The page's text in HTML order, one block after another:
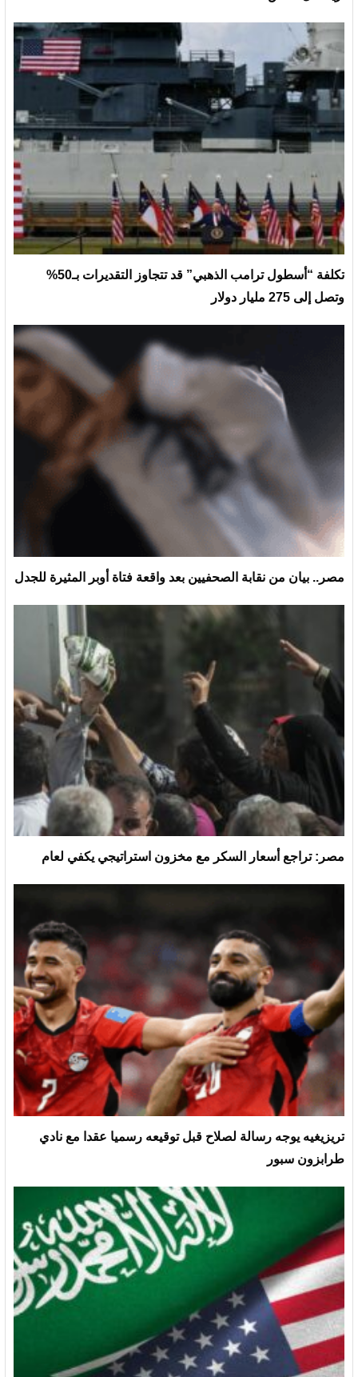
تكلفة “أسطول ترامب الذهبي” قد تتجاوز التقديرات بـ50%
وتصل إلى 275 مليار دولار
مصر.. بيان من نقابة الصحفيين بعد واقعة فتاة أوبر المثيرة للجدل
مصر: تراجع أسعار السكر مع مخزون استراتيجي يكفي لعام
تريزيغيه يوجه رسالة لصلاح قبل توقيعه رسميا عقدا مع نادي
طرابزون سبور